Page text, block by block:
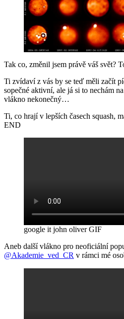
Tak co, změnil jsem právě váš svět?
Ti zvídaví z vás by se teď měli začít
sopečné aktivní, ale já si to nechám
vlákno nekonečný…
Ti, co hrají v lepších časech squash,
END
google it john oliver GIF
Aneb další vlákno pro neoficiální
@Akademie_ved_CR v rámci mé